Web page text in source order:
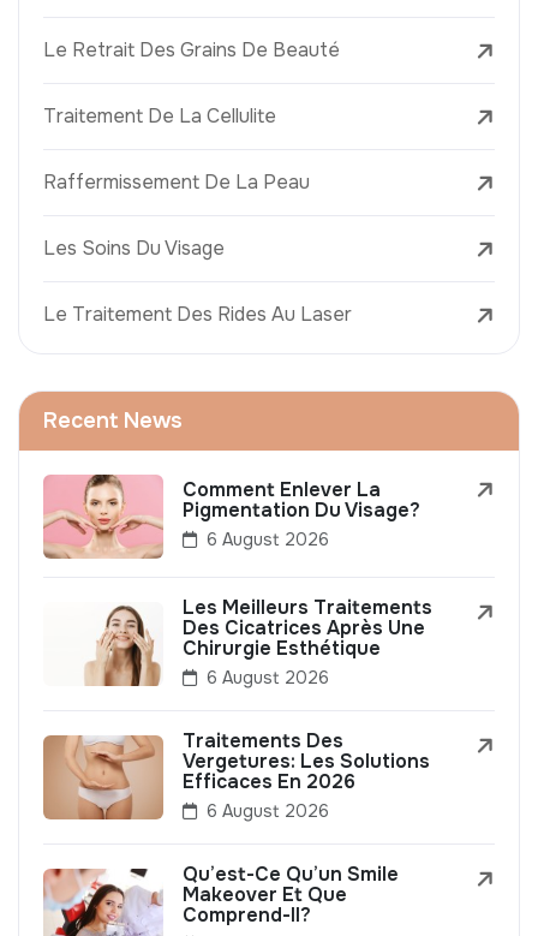
Le Retrait Des Grains De Beauté
Traitement De La Cellulite
Raffermissement De La Peau
Les Soins Du Visage
Le Traitement Des Rides Au Laser
Recent News
Comment Enlever La
Pigmentation Du Visage?
6 August 2026
Les Meilleurs Traitements
Des Cicatrices Après Une
Chirurgie Esthétique
6 August 2026
Traitements Des
Vergetures: Les Solutions
Efficaces En 2026
6 August 2026
Qu’est-Ce Qu’un Smile
Makeover Et Que
Comprend-Il?